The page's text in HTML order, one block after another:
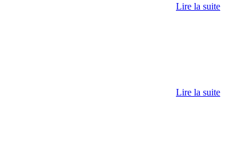
Lire la suite
Lire la suite